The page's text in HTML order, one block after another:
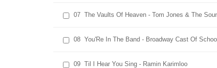
07 The Vaults Of Heaven - Tom Jones & The
08 You'Re In The Band - Broadway Cast Of
09 Til I Hear You Sing - Ramin Karimloo